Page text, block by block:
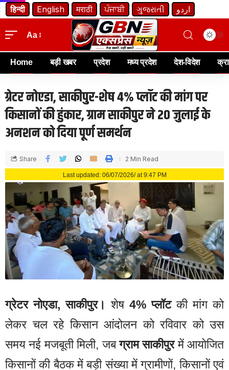
हिन्दी English मराठी ਪੰਜਾਬੀ ગુજરાતી اردو
Aa
Home बड़ी खबर प्रदेश मध्य प्रदेश देश-विदेश
ग्रेटर नोएडा, साकीपुर-शेष 4% प्लॉट की मांग पर
किसानों की हुंकार, ग्राम साकीपुर ने 20 जुलाई के
अनशन को दिया पूर्ण समर्थन
Last updated: 06/07/2026/ at 9:47 PM
Share 2 Min Read
ग्रेटर नोएडा, साकीपुर। शेष 4% प्लॉटकी मांग को
लेकर चल रहे किसान आंदोलन को रविवार को उस
समय नई मजबूती मिली, जबग्राम साकीपुरमें आयोजित
किसानों की बैठक में बड़ी संख्या में ग्रामीणों, किसानों एवं